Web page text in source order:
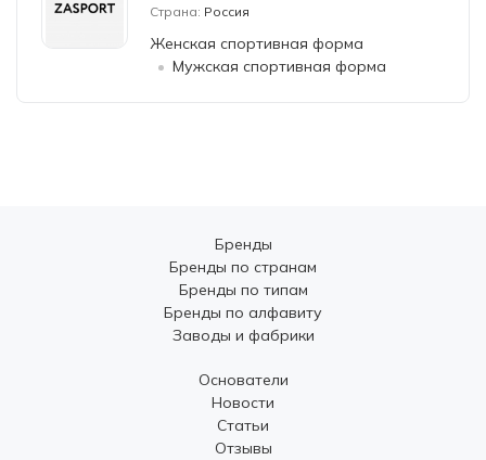
Страна: Россия
Женская спортивная форма
Мужская спортивная форма
Бренды
Бренды по странам
Бренды по типам
Бренды по алфавиту
Заводы и фабрики
Основатели
Новости
Статьи
Отзывы